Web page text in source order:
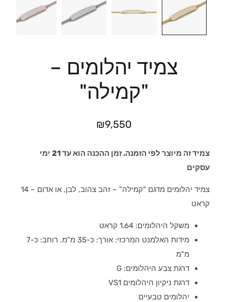
צמיד יהלומים –
"קמילה"
₪9,550
צמיד זה מיוצר לפי הזמנה. זמן ההכנה הוא עד 21 ימי
עסקים
צמיד יהלומים מדגם "קמילה" – זהב צהוב, לבן, או אדום – 14
קראט
משקל היהלומים: 1.64 קראט
מידות האלמנט המרכזי: אורך: כ-35 מ"מ. רוחב: כ-7
מ"מ
דרגת צבע היהלומים: G
דרגת ניקיון היהלומים VS1
יהלומים טבעיים